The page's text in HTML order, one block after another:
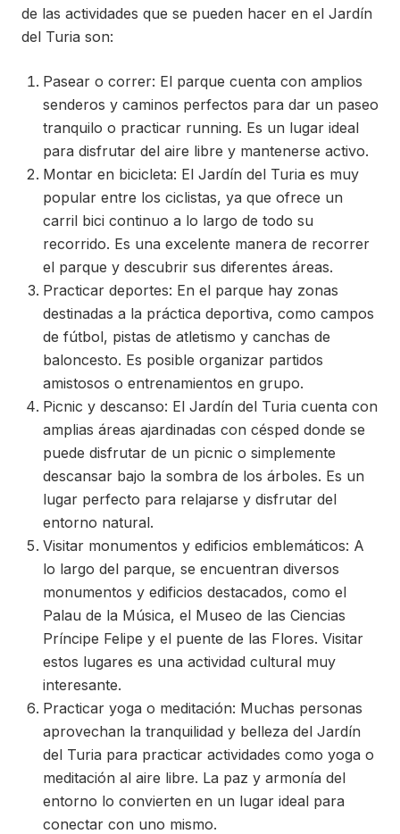
de las actividades que se pueden hacer en el Jardín
del Turia son:
Pasear o correr: El parque cuenta con amplios
senderos y caminos perfectos para dar un paseo
tranquilo o practicar running. Es un lugar ideal
para disfrutar del aire libre y mantenerse activo.
Montar en bicicleta: El Jardín del Turia es muy
popular entre los ciclistas, ya que ofrece un
carril bici continuo a lo largo de todo su
recorrido. Es una excelente manera de recorrer
el parque y descubrir sus diferentes áreas.
Practicar deportes: En el parque hay zonas
destinadas a la práctica deportiva, como campos
de fútbol, pistas de atletismo y canchas de
baloncesto. Es posible organizar partidos
amistosos o entrenamientos en grupo.
Picnic y descanso: El Jardín del Turia cuenta con
amplias áreas ajardinadas con césped donde se
puede disfrutar de un picnic o simplemente
descansar bajo la sombra de los árboles. Es un
lugar perfecto para relajarse y disfrutar del
entorno natural.
Visitar monumentos y edificios emblemáticos: A
lo largo del parque, se encuentran diversos
monumentos y edificios destacados, como el
Palau de la Música, el Museo de las Ciencias
Príncipe Felipe y el puente de las Flores. Visitar
estos lugares es una actividad cultural muy
interesante.
Practicar yoga o meditación: Muchas personas
aprovechan la tranquilidad y belleza del Jardín
del Turia para practicar actividades como yoga o
meditación al aire libre. La paz y armonía del
entorno lo convierten en un lugar ideal para
conectar con uno mismo.